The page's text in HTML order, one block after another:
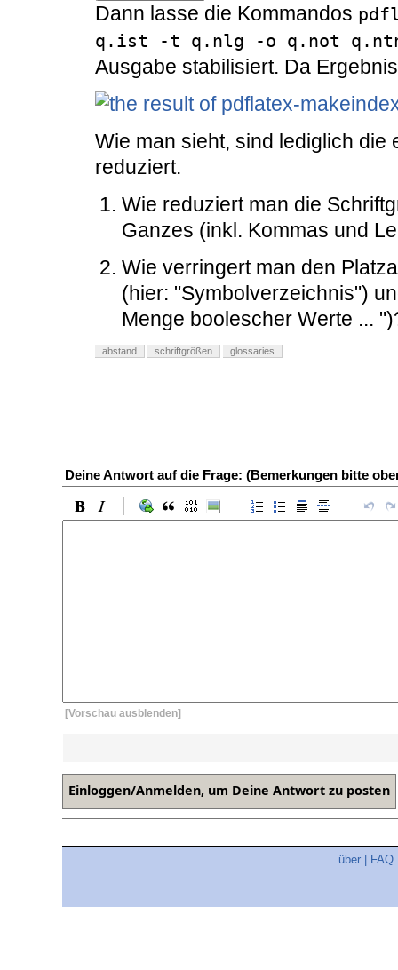
Dann lasse die Kommandos
q.ist -t q.nlg -o q.not
Ausgabe stabilisiert. Da
Wie man sieht, sind lediglich die
reduziert.
Wie reduziert man die
Ganzes (inkl. Kommas und
Wie verringert man den
(hier: "Symbolverzeichnis")
Menge boolescher Werte ...
abstand schriftgrößen glossaries
Deine Antwort auf die Frage: (Bemerkungen bitte
[Vorschau ausblenden]
über FAQ